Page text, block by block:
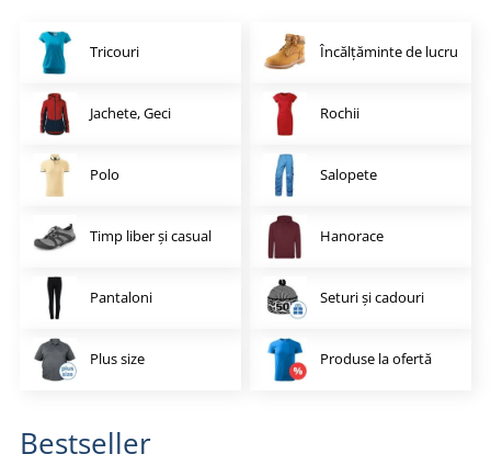
Tricouri Încălțăminte de lucru
Jachete, Geci Rochii
Polo Salopete
Timp liber și casual Hanorace
Pantaloni Seturi și cadouri
Plus size Produse la ofertă
Bestseller